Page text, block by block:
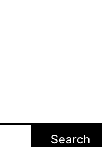
Search